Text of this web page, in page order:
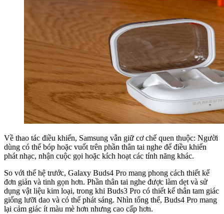
Về thao tác điều khiển, Samsung vẫn giữ cơ chế quen thuộc: Người
dùng có thể bóp hoặc vuốt trên phần thân tai nghe để điều khiển
phát nhạc, nhận cuộc gọi hoặc kích hoạt các tính năng khác.
So với thế hệ trước, Galaxy Buds4 Pro mang phong cách thiết kế
đơn giản và tinh gọn hơn. Phần thân tai nghe được làm dẹt và sử
dụng vật liệu kim loại, trong khi Buds3 Pro có thiết kế thân tam giác
giống lưỡi dao và có thể phát sáng. Nhìn tổng thể, Buds4 Pro mang
lại cảm giác ít màu mè hơn nhưng cao cấp hơn.